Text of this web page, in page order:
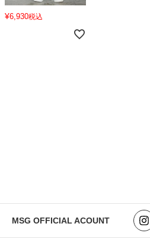
¥6,930税込
MSG OFFICIAL ACOUNT